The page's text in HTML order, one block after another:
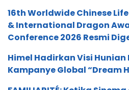
16th Worldwide Chinese
& International Dragon
Conference 2026 Resmi
Himel Hadirkan Visi
Kampanye Global “Dream